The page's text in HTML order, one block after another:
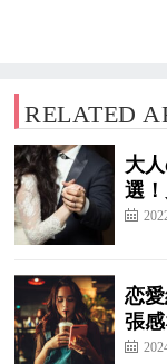
RELATED
大
選
恋
張